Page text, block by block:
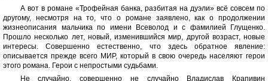
А вот в романе «Трофейная банка, разбитая на дуэли» всё совсем по
другому, несмотря на то, что о романе заявлено, как о продолжении
жизнеописания мальчика по имени Всеволод и с фамилией Глущенко.
Прошло несколько лет, новый, изменившийся мир, другой возраст, новые
интересы. Совершенно естественно, что здесь обратное явление:
описывается прежде всего МИР, который в свою очередь населяют герои
этого романа. Герои с непростыми судьбами.
Не случайно, совершенно не случайно Владислав Крапивин